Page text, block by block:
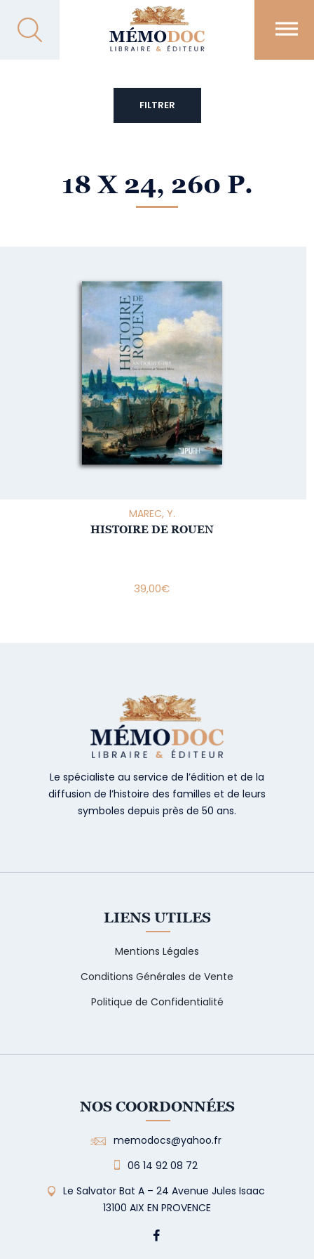
18 X 24, 260 P.
MAREC, Y.
HISTOIRE DE ROUEN
39,00€
FILTRER
Le spécialiste au service de l’édition et de la
diffusion de l’histoire des familles et de leurs
symboles depuis près de 50 ans.
LIENS UTILES
Mentions Légales
Conditions Générales de Vente
Politique de Confidentialité
NOS COORDONNÉES
memodocs@yahoo.fr
06 14 92 08 72
Le Salvator Bat A – 24 Avenue Jules Isaac
13100 AIX EN PROVENCE